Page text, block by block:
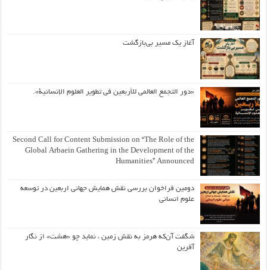
آغاز یک مسیر بی‌بازگشت
«دور التجمع العالمي للأربعين في تطوير العلوم الإنسانية».
Second Call for Content Submission on “The Role of the
Global Arbaein Gathering in the Development of the
Humanities” Announced
دومین فراخوان بررسی نقش همایش جهانی اربعین در توسعه
علوم انسانی
شگفت آن‌که هرمز به نقش زمین ، نماید چو «هشت» از نگار
آفرین